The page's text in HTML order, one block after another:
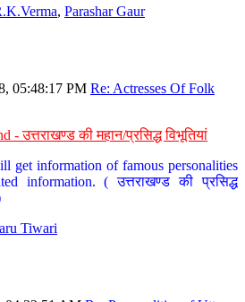
, Parashar Gaur
05:48:17 PM Re: Actresses Of Folk
- उत्तराखण्ड की महान/प्रसिद्ध विभूतियां
get information of famous personalities
information. ( उत्तराखण्ड की प्रसिद्ध
Tiwari